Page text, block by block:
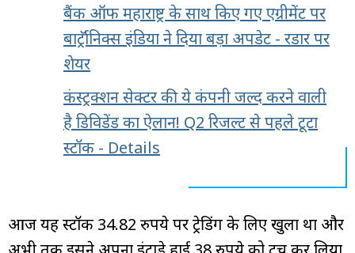
बैंक ऑफ महाराष्ट्र के साथ किए गए एग्रीमेंट पर
बार्ट्रॉनिक्स इंडिया ने दिया बड़ा अपडेट - रडार पर
शेयर
कंस्ट्रक्शन सेक्टर की ये कंपनी जल्द करने वाली
है डिविडेंड का ऐलान! Q2 रिजल्ट से पहले टूटा
स्टॉक - Details
आज यह स्टॉक 34.82 रुपये पर ट्रेडिंग के लिए खुला था और